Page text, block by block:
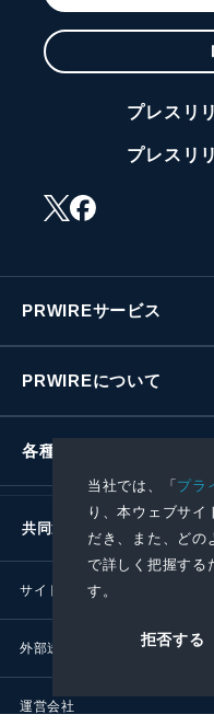
当社では、「プラ
り、本ウェブサイ
だき、また、どの
で詳しく把握する
す。
拒否する
プレスリ
プレスリ
PRWIREサービス
PRWIREについて
各種お問い合わせ
共同通信社グループ
サイトポリシー
外部送信ポリシー
運営会社